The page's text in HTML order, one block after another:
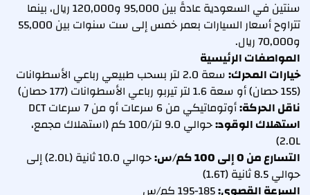
سنتين في السعودية عادةً بين 95,000 و120,000 ريال، بينما
تتراوح أسعار السيارات بعمر خمس إلى ست سنوات بين 55,000
و70,000 ريال.
المواصفات الرئيسية
خيارات المحرك:
سعة 2.0 لتر بسحب طبيعي رباعي الأسطوانات
(155 حصان) أو سعة 1.6 لتر تيربو رباعي الأسطوانات (177 حصان)
ناقل الحركة:أوتوماتيكي من 6 سرعات أو من 7 سرعات DCT
استهلاك الوقود:
حوالي 9.0 لتر/100 كم (استهلاك مجمع،
2.0L)
التسارع من 0 إلى 100 كم/س:
حوالي 10.0 ثانية (2.0L) إلى
حوالي 8.5 ثانية (1.6T)